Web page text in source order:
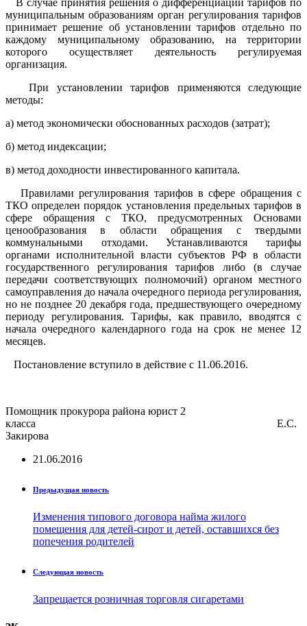
муниципальным образованиям орган регулирования тарифов
принимает решение об установлении тарифов отдельно по
каждому муниципальному образованию, на территории
которого осуществляет деятельность регулируемая
организация.
При установлении тарифов применяются следующие
методы:
а) метод экономически обоснованных расходов (затрат);
б) метод индексации;
в) метод доходности инвестированного капитала.
Правилами регулирования тарифов в сфере обращения с
ТКО определен порядок установления предельных тарифов в
сфере обращения с ТКО, предусмотренных Основами
ценообразования в области обращения с твердыми
коммунальными отходами. Устанавливаются тарифы
органами исполнительной власти субъектов РФ в области
государственного регулирования тарифов либо (в случае
передачи соответствующих полномочий) органом местного
самоуправления до начала очередного периода регулирования,
но не позднее 20 декабря года, предшествующего очередному
периоду регулирования. Тарифы, как правило, вводятся с
начала очередного календарного года на срок не менее 12
месяцев.
Постановление вступило в действие с 11.06.2016.
Помощник прокурора района юрист 2
класса Е.С.
Закирова
21.06.2016
Предыдущая новость
Изменения типового договора найма жилого
помещения для детей-сирот и детей, оставшихся без
попечения родителей
Следующая новость
Запрещается розничная торговля сигаретами